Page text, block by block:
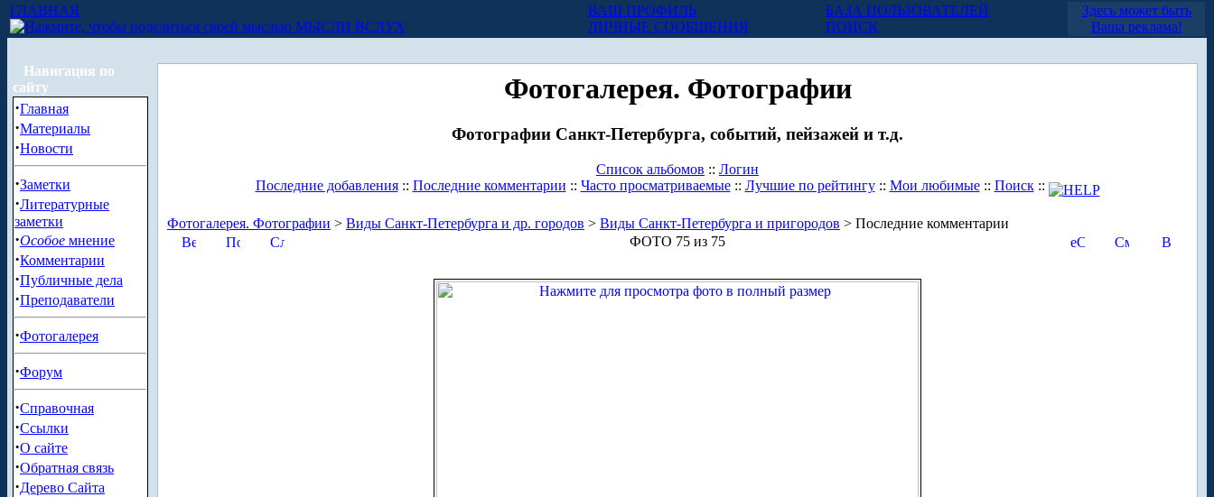
ГЛАВНАЯ
МЫСЛИ ВСЛУХ
ВАШ ПРОФИЛЬ
ЛИЧНЫЕ СООБЩЕНИЯ
БАЗА ПОЛЬЗОВАТЕЛЕЙ
ПОИСК
Здесь может быть
Ваша реклама!
Навигация по
сайту
·Главная
·Материалы
·Новости
·Заметки
·Литературные
заметки
·Особое мнение
·Комментарии
·Публичные дела
·Преподаватели
·Фотогалерея
·Форум
·Справочная
·Ссылки
·О сайте
·Обратная связь
·Дерево Сайта
Фотогалерея. Фотографии
Фотографии Санкт-Петербурга, событий, пейзажей и т.д.
Список альбомов :: Логин
Последние добавления:: Последние комментарии :: Часто просматриваемые:: Лучшие по рейтингу:: Мои любимые:: Поиск::
Фотогалерея. Фотографии > Виды Санкт-Петербурга и др. городов > Виды Санкт-Петербурга и пригородов > Последние комментарии
ФОТО 75 из 75